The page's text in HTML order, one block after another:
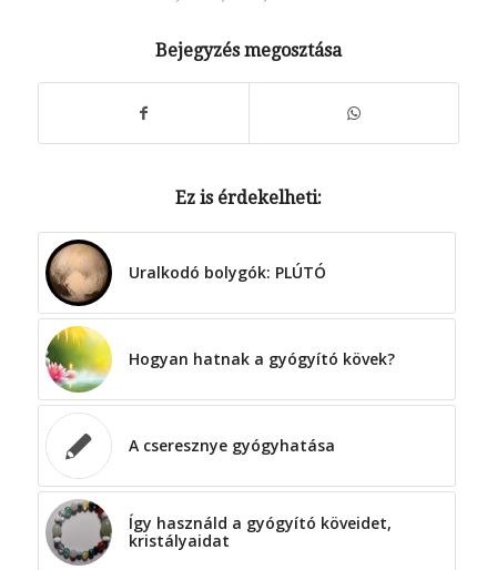
Bejegyzés megosztása
Ez is érdekelheti:
Uralkodó bolygók: PLÚTÓ
Hogyan hatnak a gyógyító kövek?
A cseresznye gyógyhatása
Így használd a gyógyító köveidet,
kristályaidat